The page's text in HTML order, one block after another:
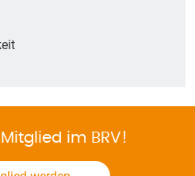
im BRV!